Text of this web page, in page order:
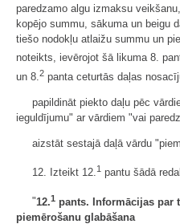
paredzamo algu izmaksu
kopējo summu, sākuma un beigu
tiešo nodokļu atlaižu summu un
noteikts, ievērojot šā likuma 8.
un 8. 2 panta ceturtās daļas
papildināt piekto daļu pēc
ieguldījumu" ar vārdiem "vai
aizstāt sestajā daļā vārdu
12. Izteikt 12.1 pantu šādā
"12.1 pants. Informācijas par
piemērošanu glabāšana